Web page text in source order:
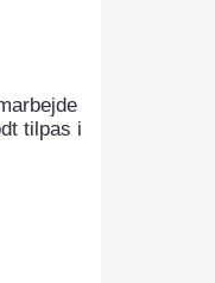
tilpas i